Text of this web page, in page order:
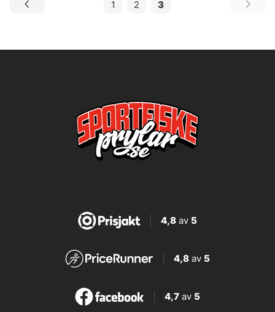
1 2 3
4,8av 5
4,8 av 5
4,7 av 5